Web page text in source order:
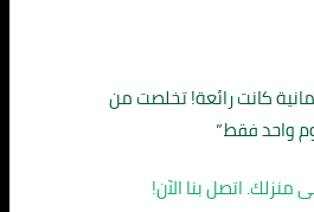
كانت رائعة! تخلصت من
واحد فقط.”
منزلك. اتصل بنا الآن!